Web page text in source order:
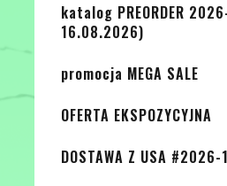
katalog PREORDER
16.08.2026)
promocja MEGA SALE
OFERTA EKSPOZYCYJNA
DOSTAWA Z USA #2026-